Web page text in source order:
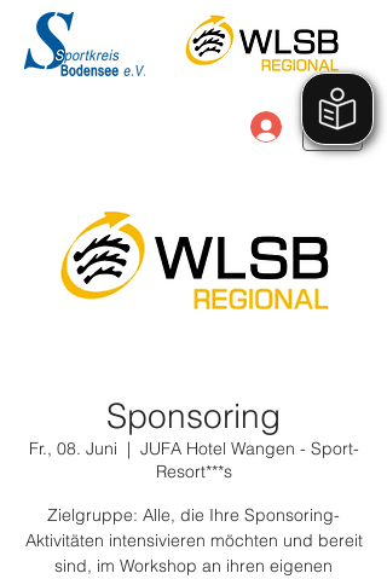
Anmelden
Sponsoring
Fr., 08. Juni
  |
JUFA Hotel Wangen - Sport-
Resort***s
Zielgruppe: Alle, die Ihre Sponsoring-
Aktivitäten intensivieren möchten und bereit
sind, im Workshop an ihren eigenen